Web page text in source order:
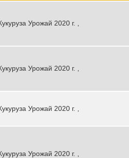
Урожай 2020 г. ,
Урожай 2020 г. ,
Урожай 2020 г. ,
Урожай 2020 г. ,